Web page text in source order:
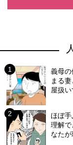
義母
まる
屋扱い
ほぼ
理解
なたが